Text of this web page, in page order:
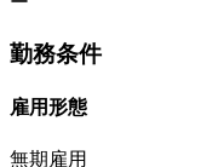
勤務条件
雇用形態
無期雇用